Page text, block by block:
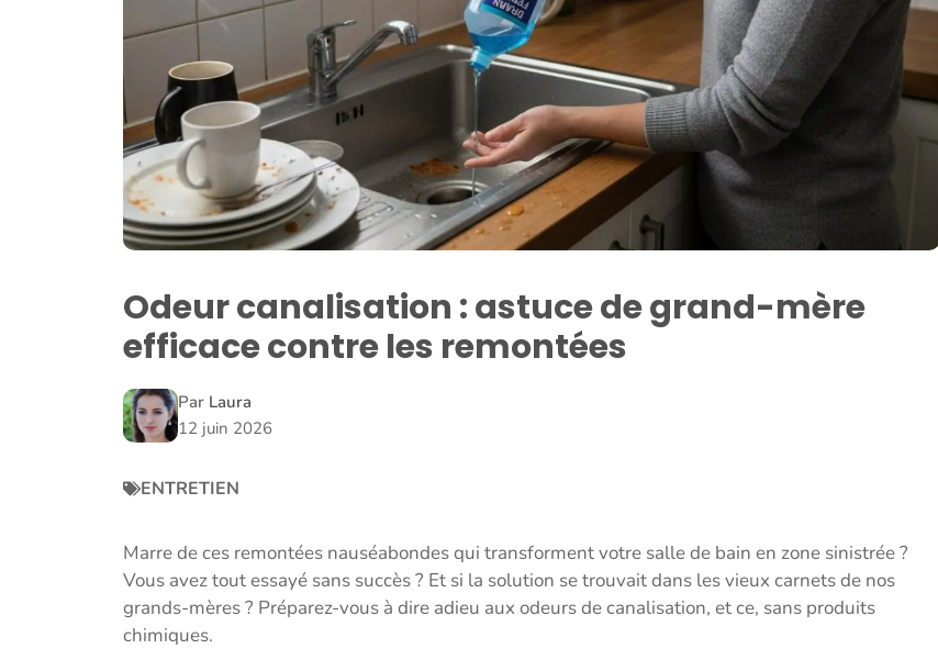
Odeur canalisation : astuce de grand-mère
efficace contre les remontées
Par Laura
12 juin 2026
ENTRETIEN
Marre de ces remontées nauséabondes qui transforment votre salle de bain en zone sinistrée ?
Vous avez tout essayé sans succès ? Et si la solution se trouvait dans les vieux carnets de nos
grands-mères ? Préparez-vous à dire adieu aux odeurs de canalisation, et ce, sans produits
chimiques.